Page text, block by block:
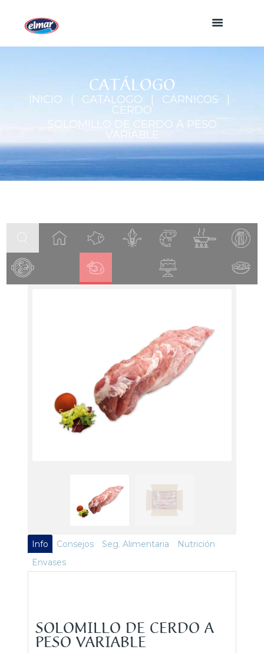
CATÁLOGO
INICIO CATÁLOGO
CÁRNICOS
CERDO
SOLOMILLO DE CERDO A PESO
VARIABLE
Info Consejos Seg. Alimentaria
Nutrición
Envases
SOLOMILLO DE CERDO A
PESO VARIABLE